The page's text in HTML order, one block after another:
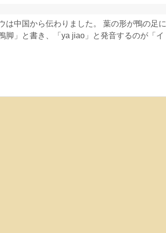
は中国から伝わりました。 葉の形が鴨の足に
脚」と書き、「ya jiao」と発音するのが「イ